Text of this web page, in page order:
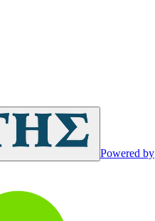
Powered by